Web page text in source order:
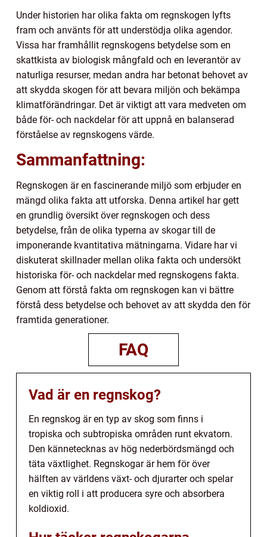
Under historien har olika fakta om regnskogen lyfts
fram och använts för att understödja olika agendor.
Vissa har framhållit regnskogens betydelse som en
skattkista av biologisk mångfald och en leverantör av
naturliga resurser, medan andra har betonat behovet av
att skydda skogen för att bevara miljön och bekämpa
klimatförändringar. Det är viktigt att vara medveten om
både för- och nackdelar för att uppnå en balanserad
förståelse av regnskogens värde.
Sammanfattning:
Regnskogen är en fascinerande miljö som erbjuder en
mängd olika fakta att utforska. Denna artikel har gett
en grundlig översikt över regnskogen och dess
betydelse, från de olika typerna av skogar till de
imponerande kvantitativa mätningarna. Vidare har vi
diskuterat skillnader mellan olika fakta och undersökt
historiska för- och nackdelar med regnskogens fakta.
Genom att förstå fakta om regnskogen kan vi bättre
förstå dess betydelse och behovet av att skydda den för
framtida generationer.
FAQ
Vad är en regnskog?
En regnskog är en typ av skog som finns i
tropiska och subtropiska områden runt ekvatorn.
Den kännetecknas av hög nederbördsmängd och
täta växtlighet. Regnskogar är hem för över
hälften av världens växt- och djurarter och spelar
en viktig roll i att producera syre och absorbera
koldioxid.